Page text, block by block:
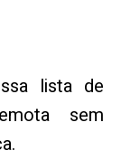
lista de
sem